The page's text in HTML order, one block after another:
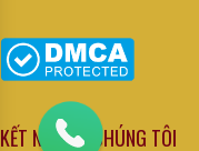
KẾT NỐI VỚI CHÚNG TÔI